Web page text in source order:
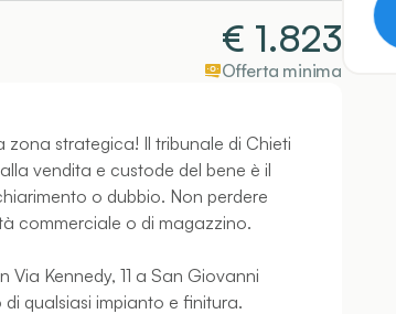
€ 1.823
Offerta minima
strategica! Il tribunale di Chieti
vendita e custode del bene è il
o dubbio. Non perdere
commerciale o di magazzino.
Kennedy, 11 a San Giovanni
qualsiasi impianto e finitura.